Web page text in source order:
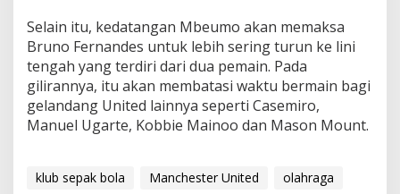
Selain itu, kedatangan Mbeumo akan memaksa
Bruno Fernandes untuk lebih sering turun ke lini
tengah yang terdiri dari dua pemain. Pada
gilirannya, itu akan membatasi waktu bermain bagi
gelandang United lainnya seperti Casemiro,
Manuel Ugarte, Kobbie Mainoo dan Mason Mount.
klub sepak bola Manchester United
olahraga